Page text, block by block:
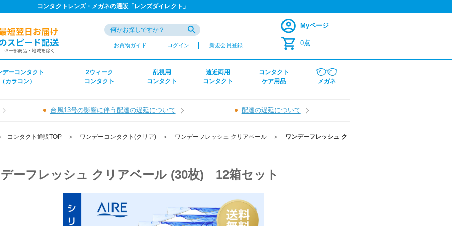
コンタクトレンズ・メガネの通販「レンズダイレクト」
お買物ガイド ログイン 新規会員登録
Myページ
0点
デーコンタクト
カラコン）
2ウィーク
コンタクト
乱視用
コンタクト
遠近両用
コンタクト
コンタクト
ケア用品
メガネ
台風13号の影響に伴う配達の遅延について 配達の遅延について
コンタクト通販TOP ＞ ワンデーコンタクト(クリア) ＞ ワンデーフレッシュ クリアベール ＞ ワンデーフレッシュ ク
ーフレッシュ クリアベール (30枚) 12箱セット